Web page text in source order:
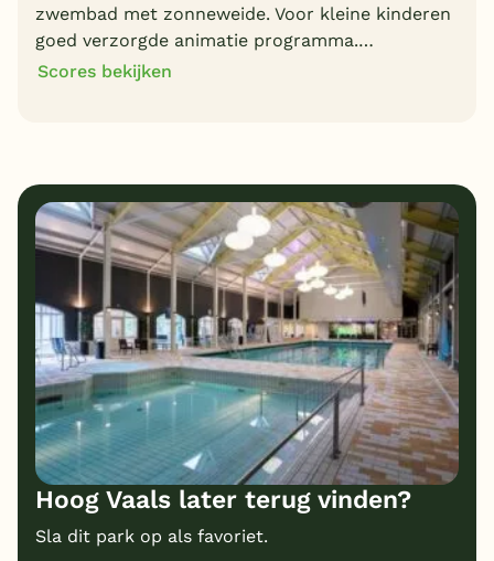
zwembad met zonneweide. Voor kleine kinderen
goed verzorgde animatie programma.…
Scores bekijken
7 Bungalows 9 Kindvriendelijk
Prijs/kwaliteit
Hoog Vaals later terug vinden?
Sla dit park op als favoriet.